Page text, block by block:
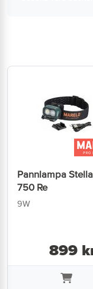
Pannlampa
750 Re
9W
899